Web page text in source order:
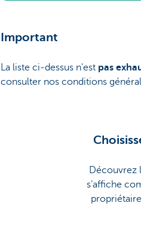
Important
La liste ci-dessus n'est pas
consulter nos conditions
Découvrez
s’affiche